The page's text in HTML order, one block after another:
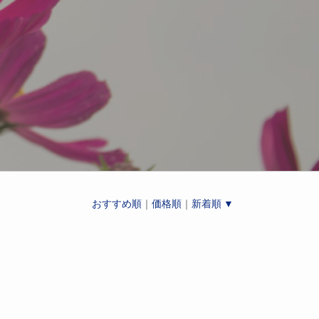
おすすめ順 ｜ 価格順 ｜ 新着順